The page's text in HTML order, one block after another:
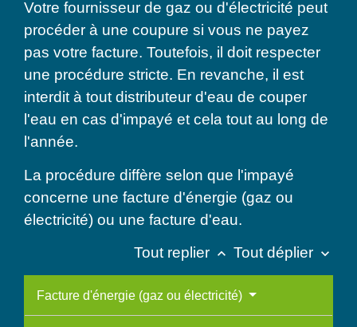
Votre fournisseur de gaz ou d'électricité peut
procéder à une coupure si vous ne payez
pas votre facture. Toutefois, il doit respecter
une procédure stricte. En revanche, il est
interdit à tout distributeur d'eau de couper
l'eau en cas d'impayé et cela tout au long de
l'année.
La procédure diffère selon que l'impayé
concerne une facture d'énergie (gaz ou
électricité) ou une facture d'eau.
Tout replier keyboard_arrow_up Tout déplier keyboard_arrow_down
Facture d'énergie (gaz ou électricité)